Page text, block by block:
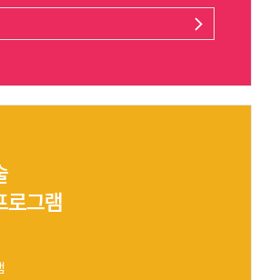
arrow_forward_ios
로그램